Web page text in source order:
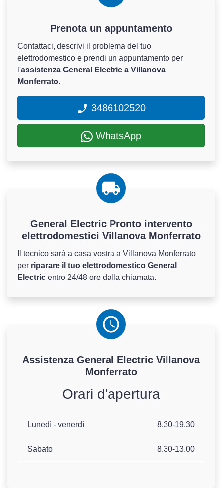
Prenota un appuntamento
Contattaci, descrivi il problema del tuo
elettrodomestico e prendi un appuntamento per
l'assistenza General Electric a Villanova
Monferrato.
3486102520
WhatsApp
General Electric Pronto intervento
elettrodomestici Villanova Monferrato
Il tecnico sarà a casa vostra a Villanova Monferrato
per riparare il tuo elettrodomestico General
Electric entro 24/48 ore dalla chiamata.
Assistenza General Electric Villanova
Monferrato
Orari d'apertura
Lunedì - venerdì 8.30-19.30
Sabato 8.30-13.00